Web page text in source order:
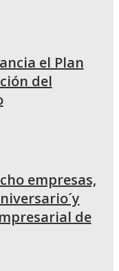
el Plan
del
empresas,
de